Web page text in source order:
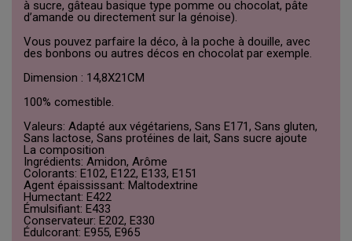
à sucre, gâteau basique type pomme ou chocolat, pâte
d’amande ou directement sur la génoise).
Vous pouvez parfaire la déco, à la poche à douille, avec
des bonbons ou autres décos en chocolat par exemple.
Dimension : 14,8X21CM
100% comestible.
Valeurs: Adapté aux végétariens, Sans E171, Sans gluten,
Sans lactose, Sans protéines de lait, Sans sucre ajoute
La composition
Ingrédients: Amidon, Arôme
Colorants: E102, E122, E133, E151
Agent épaississant: Maltodextrine
Humectant: E422
Émulsifiant: E433
Conservateur: E202, E330
Édulcorant: E955, E965